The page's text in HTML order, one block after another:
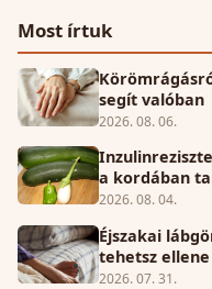
Most írtuk
segít valóban
2026. 08. 06.
a kordában
2026. 08. 04.
Éjszakai
tehetsz ellene
2026. 07. 31.